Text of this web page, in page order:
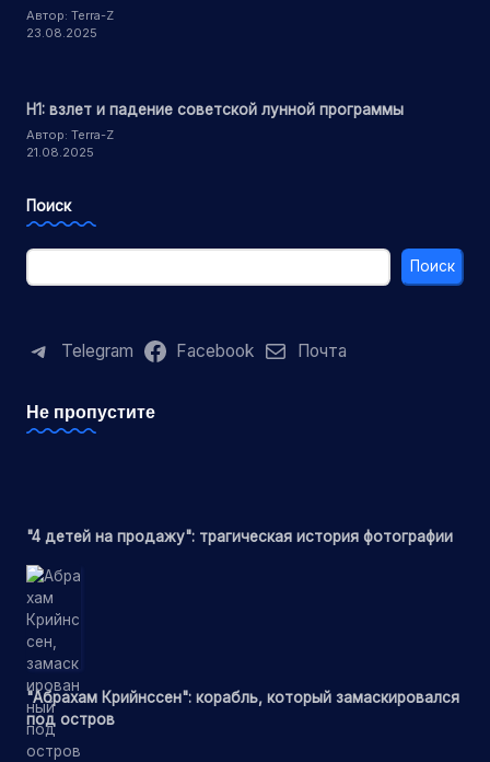
Автор: Terra-Z
23.08.2025
Н1: взлет и падение советской лунной программы
Автор: Terra-Z
21.08.2025
Поиск
Поиск
Telegram Facebook Почта
Не пропустите
"4 детей на продажу": трагическая история фотографии
"Абрахам Крийнссен": корабль, который замаскировался
под остров